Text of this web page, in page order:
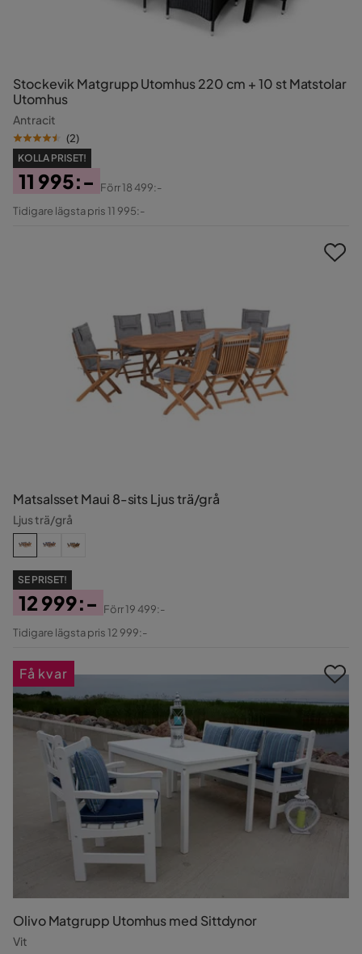
Stockevik Matgrupp Utomhus 220 cm + 10 st Matstolar
Utomhus
Antracit
(2)
KOLLA PRISET!
Pris
11 995:-
Original
Förr18 499:-
Tidigare lägsta pris 11 995:-
Matsalsset Maui 8-sits Ljus trä/grå
Ljus trä/grå
SE PRISET!
Pris
12 999:-
Original
Förr19 499:-
Tidigare lägsta pris 12 999:-
Olivo Matgrupp Utomhus med Sittdynor
Vit
Få kvar